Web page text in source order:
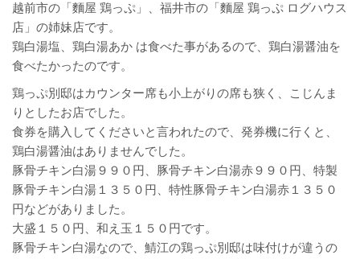
越前市の「麵屋 鶏っぷ」、福井市の「麵屋 鶏っぷ ログハウス
店」の姉妹店です。
鶏白湯塩、鶏白湯あか は食べた事があるので、鶏白湯醤油を
食べたかったのです。
鶏っぷ別邸はカウンター席も小上がりの席も狭く、こじんま
りとしたお店でした。
食券を購入してくださいと言われたので、発券機に行くと、
鶏白湯醤油はありませんでした。
豚骨チキン白湯９９０円、豚骨チキン白湯赤９９０円、特製
豚骨チキン白湯１３５０円、特性豚骨チキン白湯赤１３５０
円などがありました。
大盛１５０円、和え玉１５０円です。
豚骨チキン白湯なので、鯖江の鶏っぷ別邸は味付けが違うの